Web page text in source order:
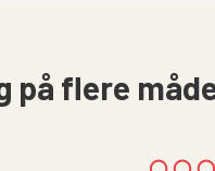
på flere